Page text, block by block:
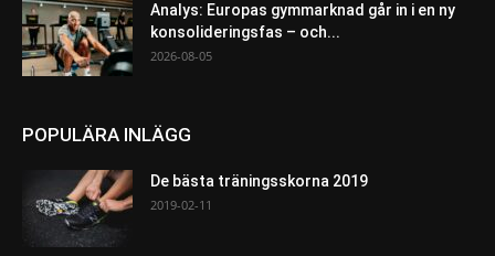
Analys: Europas gymmarknad går in i en ny
konsolideringsfas – och...
2026-08-05
POPULÄRA INLÄGG
De bästa träningsskorna 2019
2019-02-11